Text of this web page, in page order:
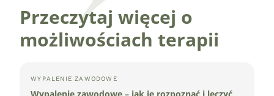
Przeczytaj więcej o
możliwościach terapii
WYPALENIE ZAWODOWE